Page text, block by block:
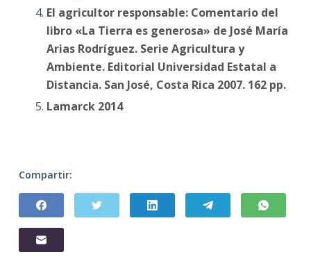
El agricultor responsable: Comentario del
libro «La Tierra es generosa» de José María
Arias Rodríguez. Serie Agricultura y
Ambiente. Editorial Universidad Estatal a
Distancia. San José, Costa Rica 2007. 162 pp.
Lamarck 2014
Compartir: